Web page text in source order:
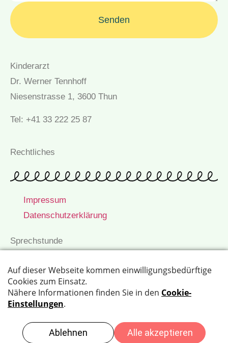
Senden
Kinderarzt
Dr. Werner Tennhoff
Niesenstrasse 1, 3600 Thun
Tel: +41 33 222 25 87
Rechtliches
Impressum
Datenschutzerklärung
Sprechstunde
Montag, Dienstag, Mittwoch und Freitag
8.00-12.00 und 14.00-18.00 Uhr
Donnerstag